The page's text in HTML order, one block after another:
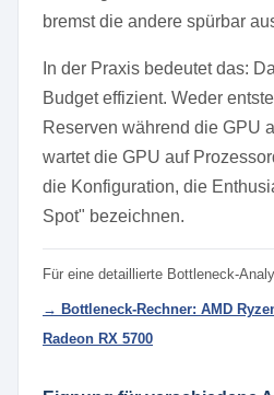
bremst die andere spürbar
In der Praxis bedeutet das:
Budget effizient. Weder
Reserven während die GPU
wartet die GPU auf
die Konfiguration, die
Spot" bezeichnen.
Für eine detaillierte Bottleneck-
→ Bottleneck-Rechner: AMD
Radeon RX 5700